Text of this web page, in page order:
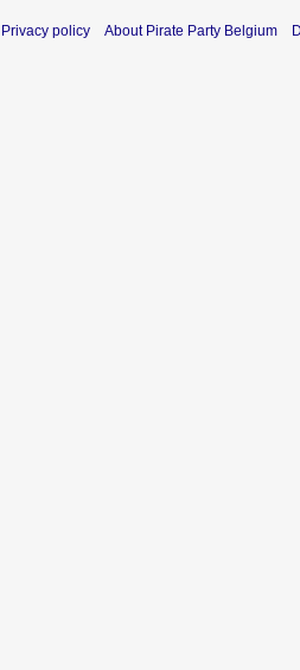
Privacy policy About Pirate Party Belgium